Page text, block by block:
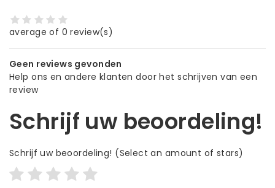
average of 0 review(s)
Geen reviews gevonden
Help ons en andere klanten door het schrijven van een
review
Schrijf uw beoordeling!
Schrijf uw beoordeling! (Select an amount of stars)